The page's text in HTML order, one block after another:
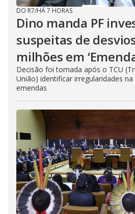
DO R7/HÁ 7 HORAS
Dino manda PF
suspeitas de
milhões em
Decisão foi tomada após o TCU
União) identificar irregularidades na
emendas